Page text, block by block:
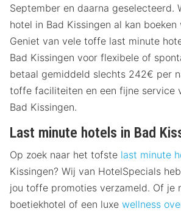
September en daarna geselecteerd.
hotel in Bad Kissingen al kan
Geniet van vele toffe last minute
Bad Kissingen voor flexibele of
betaal gemiddeld slechts 242€ per
toffe faciliteiten en een fijne service
Bad Kissingen.
Last minute hotels in Bad
Op zoek naar het tofste last minute
Kissingen? Wij van HotelSpecials
jou toffe promoties verzameld. Of je
boetiekhotel of een luxe wellness